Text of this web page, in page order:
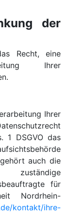
der
Recht, eine
Ihrer
Ihrer
1 DSGVO das
auch die
für
Nordrhein-
kontakt/ihre-